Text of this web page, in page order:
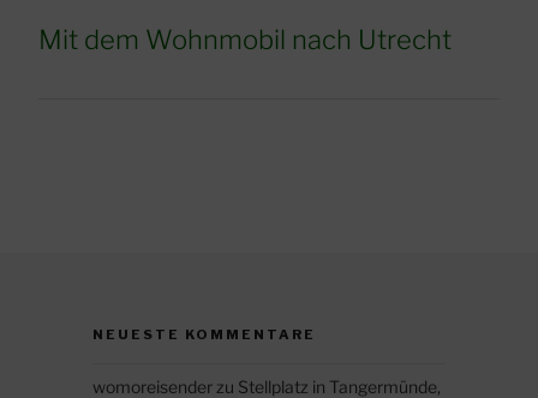
Mit dem Wohnmobil nach Utrecht
NEUESTE KOMMENTARE
womoreisenderzu Stellplatz in Tangermünde,